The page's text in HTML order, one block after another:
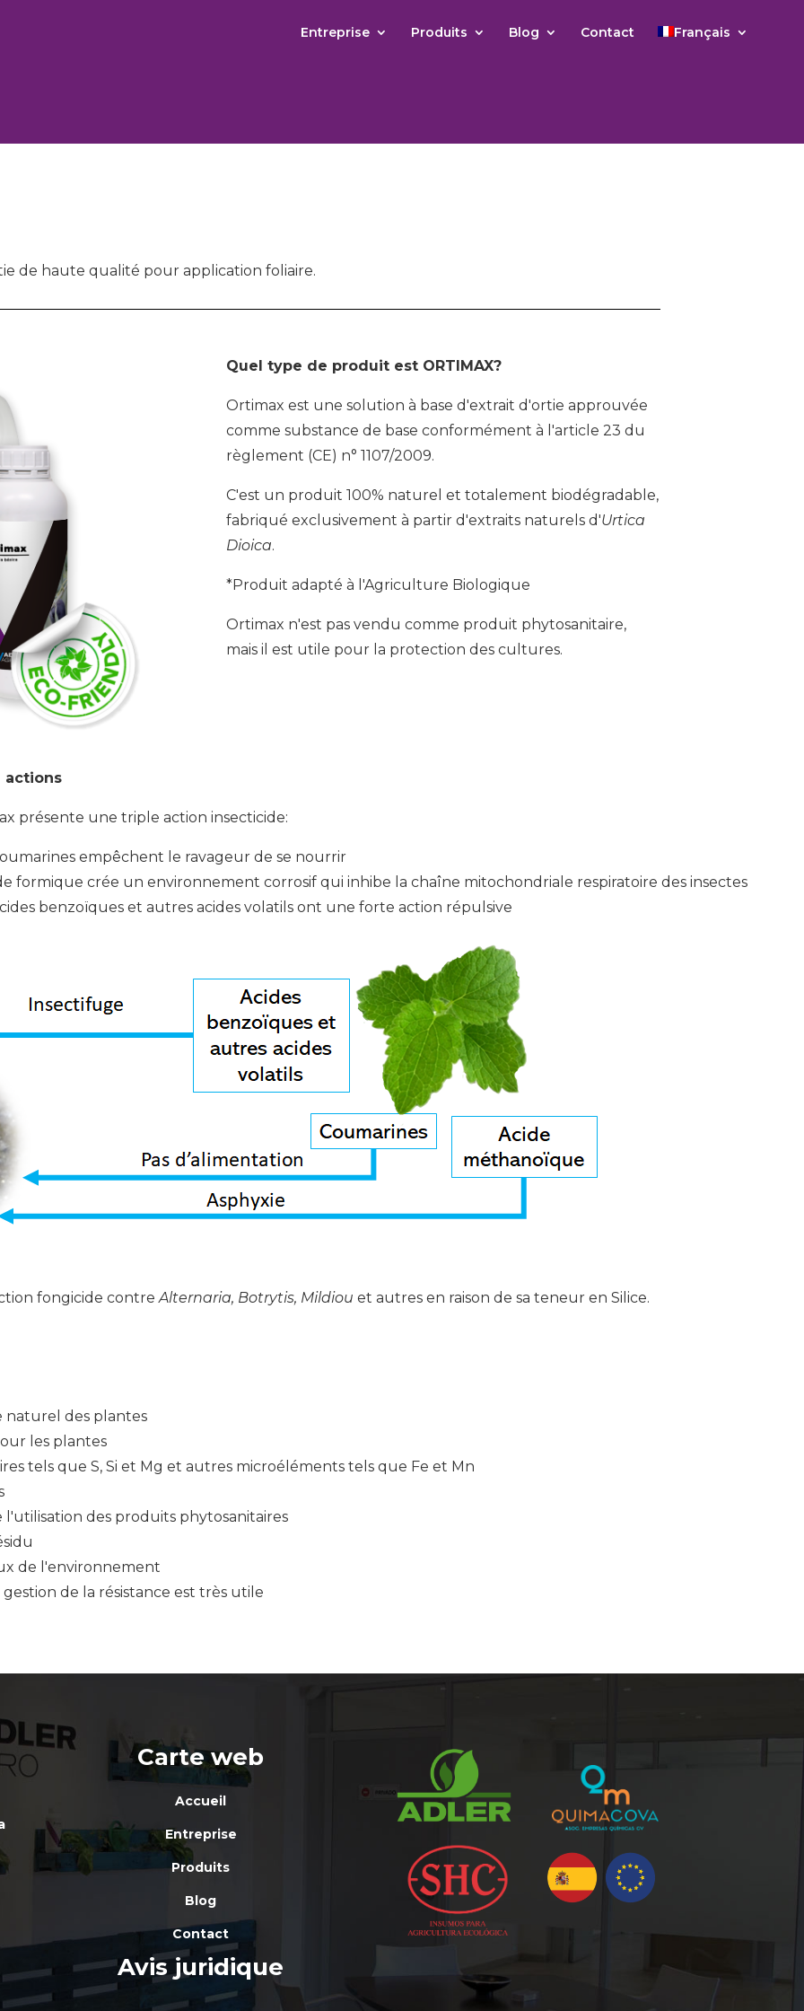
Entreprise Produits Blog Contact Français
de haute qualité pour application foliaire.
Quel type de produit est ORTIMAX?
Ortimax est une solution à base d'extrait d'ortie approuvée
comme substance de base conformément à l'article 23 du
règlement (CE) n° 1107/2009.
C'est un produit 100% naturel et totalement biodégradable,
fabriqué exclusivement à partir d'extraits naturels d'Urtica
Dioica.
*Produit adapté à l'Agriculture Biologique
Ortimax n'est pas vendu comme produit phytosanitaire,
mais il est utile pour la protection des cultures.
actions
présente une triple action insecticide:
empêchent le ravageur de se nourrir
formique crée un environnement corrosif qui inhibe la chaîne mitochondriale respiratoire des insectes
benzoïques et autres acides volatils ont une forte action répulsive
fongicide contreAlternaria, Botrytis, Mildiou et autres en raison de sa teneur en Silice.
naturel des plantes
les plantes
tels que S, Si et Mg et autres microéléments tels que Fe et Mn
des produits phytosanitaires
de l'environnement
gestion de la résistance est très utile
Carte web
Accueil
Entreprise
Produits
Blog
Contact
Avis juridique